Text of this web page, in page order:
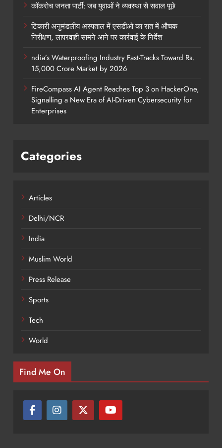
कॉकरोच जनता पार्टी: जब युवाओं ने व्यवस्था से सवाल पूछे
टिकारी अनुमंडलीय अस्पताल में एसडीओ का रात में औचक
निरीक्षण, लापरवाही सामने आने पर कार्रवाई के निर्देश
ndia’s Waterproofing Industry Fast-Tracks Toward Rs.
15,000 Crore Market by 2026
FireCompass AI Agent Reaches Top 3 on HackerOne,
Signalling a New Era of AI-Driven Cybersecurity for
Enterprises
Categories
Articles
Delhi/NCR
India
Muslim World
Press Release
Sports
Tech
World
Find Me On